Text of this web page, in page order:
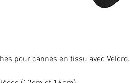
pour cannes en tissu avec Velcro.